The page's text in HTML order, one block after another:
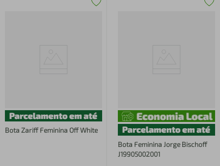
Bota Zariff Feminina Off White
Bota Feminina Jorge Bischoff
J19905002001